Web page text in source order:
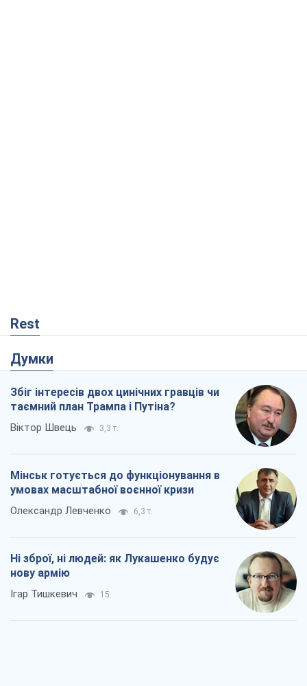
Rest
Думки
Збіг інтересів двох цинічних гравців чи
таємний план Трампа і Путіна?
Віктор Швець 3,3 т.
Мінськ готується до функціонування в
умовах масштабної воєнної кризи
Олександр Левченко 6,3 т.
Ні зброї, ні людей: як Лукашенко будує
нову армію
Ігар Тишкевич 15